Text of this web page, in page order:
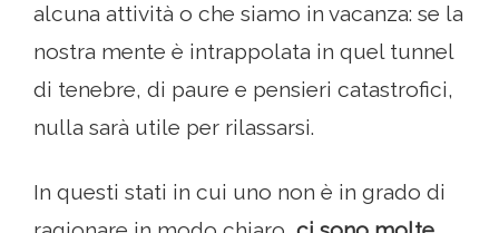
alcuna attività o che siamo in vacanza: se la
nostra mente è intrappolata in quel tunnel
di tenebre, di paure e pensieri catastrofici,
nulla sarà utile per rilassarsi.
In questi stati in cui uno non è in grado di